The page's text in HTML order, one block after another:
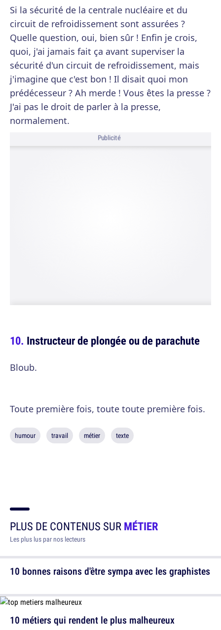
Si la sécurité de la centrale nucléaire et du
circuit de refroidissement sont assurées ?
Quelle question, oui, bien sûr ! Enfin je crois,
quoi, j'ai jamais fait ça avant superviser la
sécurité d'un circuit de refroidissement, mais
j'imagine que c'est bon ! Il disait quoi mon
prédécesseur ? Ah merde ! Vous êtes la presse ?
J'ai pas le droit de parler à la presse,
normalement.
Publicité
Instructeur de plongée ou de parachute
Bloub.
Toute première fois, toute toute première fois.
humour travail métier texte
PLUS DE CONTENUS SURMÉTIER
Les plus lus par nos lecteurs
10 bonnes raisons d'être sympa avec les graphistes
10 métiers qui rendent le plus malheureux